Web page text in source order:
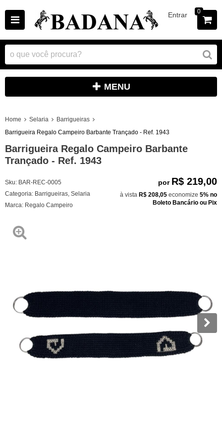
Entrar 0
MENU
Home Selaria
Barrigueiras
Barrigueira Regalo Campeiro Barbante Trançado - Ref. 1943
Barrigueira Regalo Campeiro Barbante
Trançado - Ref. 1943
Sku: BAR-REC-0005
Categoria: Barrigueiras Selaria
Marca: Regalo Campeiro
por R$ 219,00
à vista R$ 208,05 economize 5% no
Boleto Bancário ou Pix